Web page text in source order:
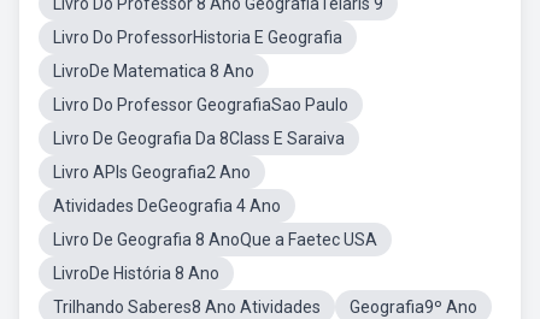
Livro Do ProfessorHistoria E Geografia
LivroDe Matematica 8 Ano
Livro Do Professor GeografiaSao Paulo
Livro De Geografia Da 8Class E Saraiva
Livro APIs Geografia2 Ano
Atividades DeGeografia 4 Ano
Livro De Geografia 8 AnoQue a Faetec USA
LivroDe História 8 Ano
Trilhando Saberes8 Ano Atividades
Geografia9º Ano